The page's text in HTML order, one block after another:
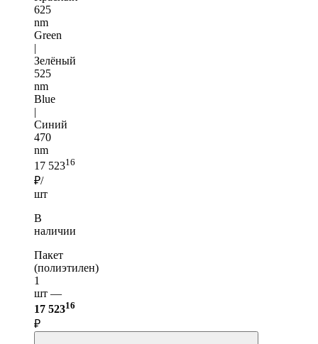
625
nm
Green
|
Зелёный
525
nm
Blue
|
Синий
470
nm
17 52316
₽/
шт
В
наличии
Пакет
(полиэтилен)
1
шт —
17 52316
₽